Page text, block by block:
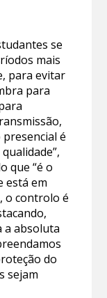
se
mais
para evitar
para
é
que “é o
está em
o controlo é
a absoluta
do
sejam